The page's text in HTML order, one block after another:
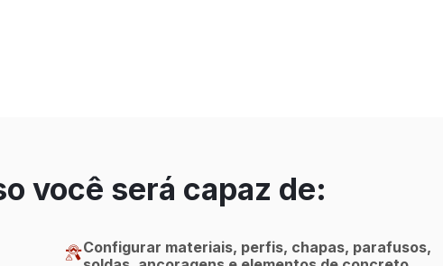
você será capaz de:
Configurar materiais, perfis, chapas, parafusos,